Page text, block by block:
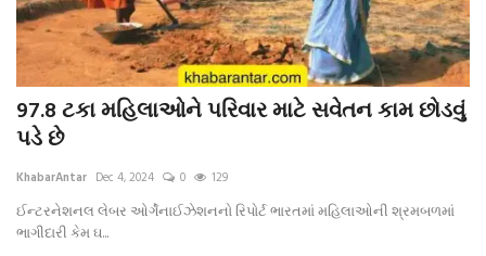
97.8 ટકા મહિલાઓને પરિવાર માટે સવેતન કામ છોડવું
પડે છે
KhabarAntar Dec 4, 2024 0 129
ઈન્ટરનેશનલ લેબર ઓર્ગેનાઈઝેશનનો રિપોર્ટ ભારતમાં મહિલાઓની શ્રમબળમાં
ભાગીદારી કેમ ઘ...